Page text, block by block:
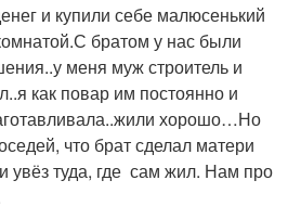
и купили себе малюсенький
братом у нас были
меня муж строитель и
как повар им постоянно и
хорошо…Но
что брат сделал матери
увёз туда, где сам жил. Нам про